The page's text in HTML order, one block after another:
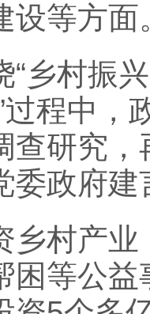
设等方面
村振兴
过程中
查研究
委政府建
村产业
困等公